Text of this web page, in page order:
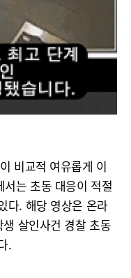
비교적 여유롭게 이
는 초동 대응이 적절
다. 해당 영상은 온라
살인사건 경찰 초동
.